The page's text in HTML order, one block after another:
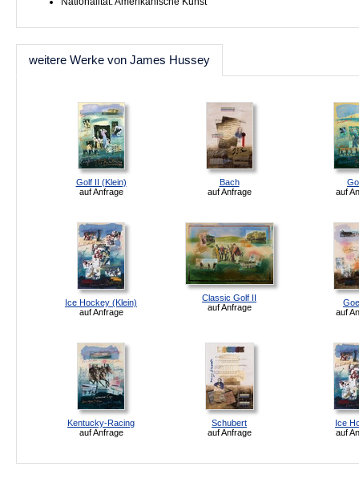
weitere Werke von James Hussey
Golf II (Klein)
auf Anfrage
Bach
auf Anfrage
auf
Ice Hockey (Klein)
auf Anfrage
Classic Golf II
auf Anfrage
auf
Kentucky-Racing
auf Anfrage
Schubert
auf Anfrage
Ice
auf